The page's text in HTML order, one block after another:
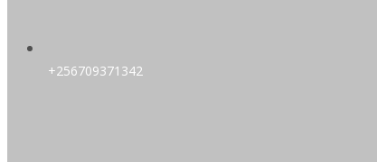
+256709371342